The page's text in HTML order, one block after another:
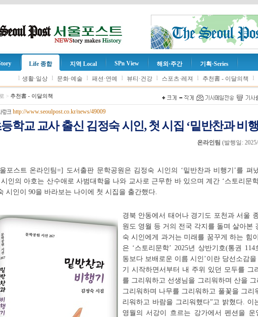
Life 종합 지역 Local SPn View 해외·주간 기획·Series
l 생활·일상 l 문화·예술 l 패션·연예 l 뷰티·건강 l 스포츠·레져 l 추천書 - 이달의책 l
> 추천書 - 이달의책
http://www.seoulpost.co.kr/news/49009
학교 교사 출신 김정숙 시인, 첫 시집 ‘밑반찬과 비
온라인팀 (발행일:
포스트 온라인팀=] 도서출판 문학공원은 김정숙 시인의 ‘밑반찬과 비행기’를 펴
인의 아호는 산수애로 사범대학을 나와 교사로 근무한 바 있으며 계간 ‘스토리문
시인이 90을 바라보는 나이에 첫 시집을 출간했다.
경북 안동에서 태어나 경기도 포천과 서울
원도 영월 등 거의 전국 각지를 돌며 살아본
숙 시인에게 과거는 미래를 꿈꾸게 하는 힘
은 ‘스토리문학’ 2025년 상반기호(통권
동보다 보배로운 이름 시인’이란 당선소감
기 시작하면서부터 내 주위 있던 모두를 그
를 그리워하고 선생님을 그리워하며 산을
그리워하며 나무를 그리워하고 풀꽃을 그리
리워하고 바람을 그리워했다”고 밝혔다. 이
영월의 서강이 흐르는 강가에서 펜션을 운